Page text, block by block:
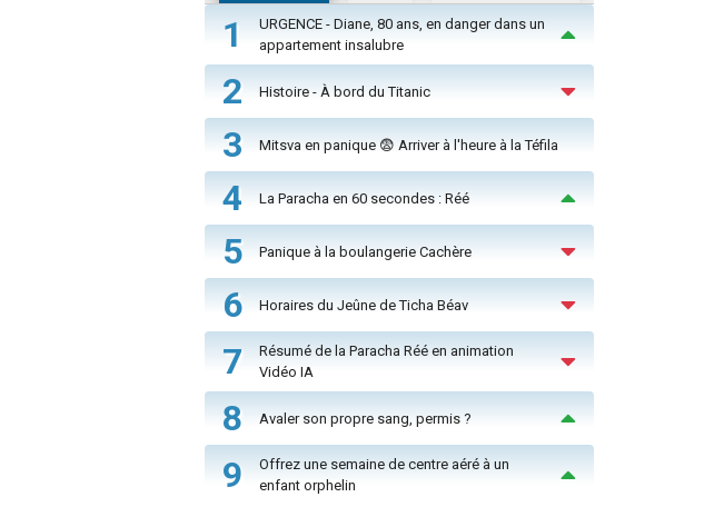
1
URGENCE - Diane, 80 ans, en danger dans un
appartement insalubre
2 Histoire - À bord du Titanic
3 Mitsva en panique 😨 Arriver à l'heure à la Téfila
4 La Paracha en 60 secondes : Réé
5 Panique à la boulangerie Cachère
6 Horaires du Jeûne de Ticha Béav
7
Résumé de la Paracha Réé en animation
Vidéo IA
8 Avaler son propre sang, permis ?
9
Offrez une semaine de centre aéré à un
enfant orphelin